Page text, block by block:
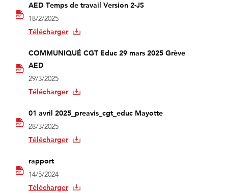
AED Temps de travail Version 2-JS
18/2/2025
Télécharger
COMMUNIQUÉ CGT Educ 29 mars 2025 Grève
AED
29/3/2025
Télécharger
01 avril 2025_preavis_cgt_educ Mayotte
28/3/2025
Télécharger
rapport
14/5/2024
Télécharger